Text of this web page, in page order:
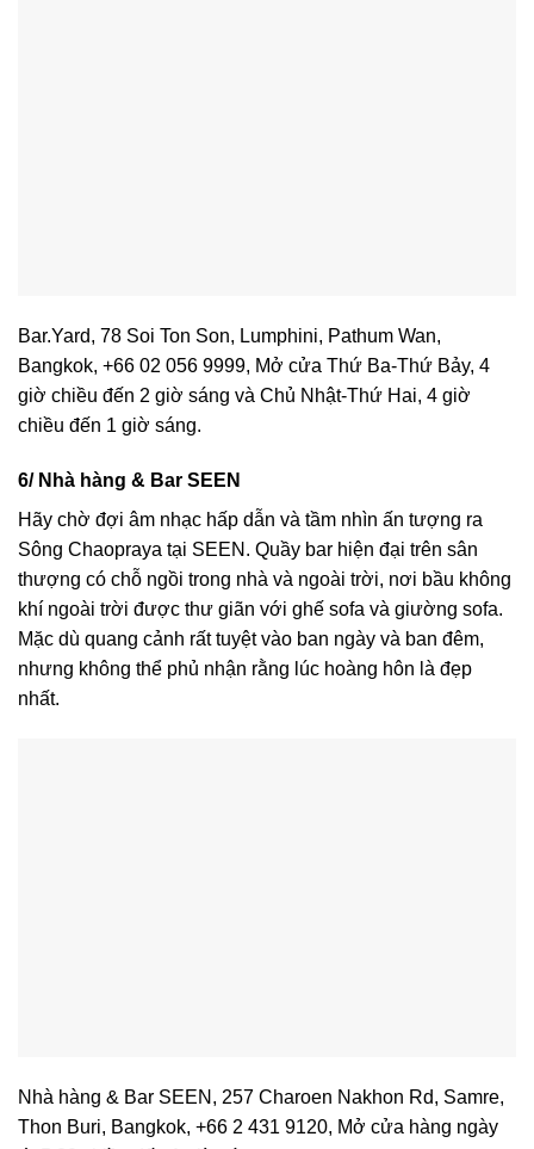
Bar.Yard, 78 Soi Ton Son, Lumphini, Pathum Wan,
Bangkok, +66 02 056 9999, Mở cửa Thứ Ba-Thứ Bảy, 4
giờ chiều đến 2 giờ sáng và Chủ Nhật-Thứ Hai, 4 giờ
chiều đến 1 giờ sáng.
6/ Nhà hàng & Bar SEEN
Hãy chờ đợi âm nhạc hấp dẫn và tầm nhìn ấn tượng ra
Sông Chaopraya tại SEEN. Quầy bar hiện đại trên sân
thượng có chỗ ngồi trong nhà và ngoài trời, nơi bầu không
khí ngoài trời được thư giãn với ghế sofa và giường sofa.
Mặc dù quang cảnh rất tuyệt vào ban ngày và ban đêm,
nhưng không thể phủ nhận rằng lúc hoàng hôn là đẹp
nhất.
Nhà hàng & Bar SEEN, 257 Charoen Nakhon Rd, Samre,
Thon Buri, Bangkok, +66 2 431 9120, Mở cửa hàng ngày